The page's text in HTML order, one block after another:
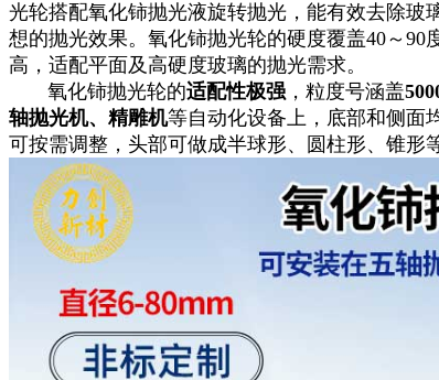
光轮搭配氧化铈抛光液旋转抛光，能有效去除
想的抛光效果。氧化铈抛光轮的硬度覆盖40～
高，适配平面及高硬度玻璃的抛光需求。
氧化铈抛光轮的适配性极强 ，粒度号涵盖
轴抛光机、精雕机等自动化设备上，底部和侧面
可按需调整，头部可做成半球形、圆柱形、锥形